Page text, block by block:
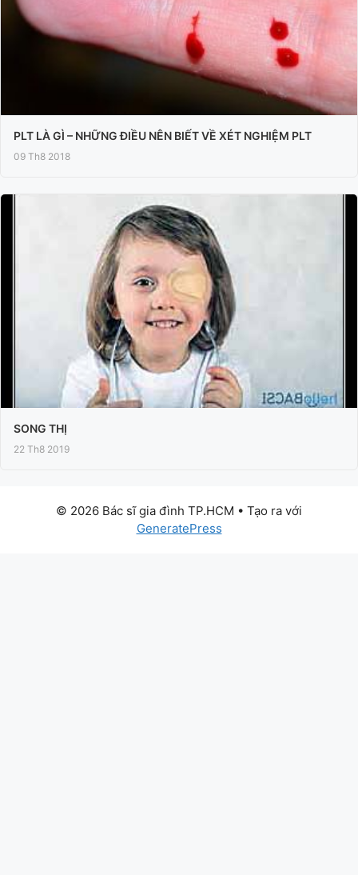
PLT LÀ GÌ – NHỮNG ĐIỀU NÊN BIẾT VỀ XÉT NGHIỆM PLT
09 Th8 2018
SONG THỊ
22 Th8 2019
© 2026 Bác sĩ gia đình TP.HCM • Tạo ra với
GeneratePress